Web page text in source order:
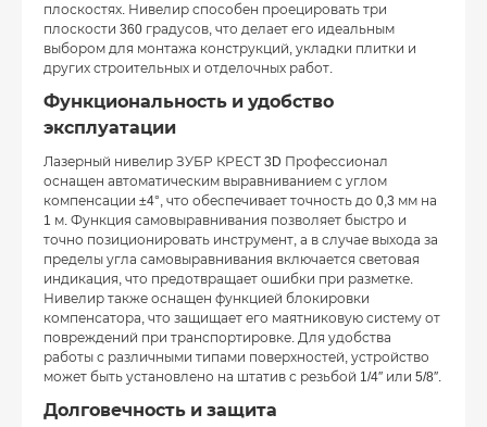
плоскостях. Нивелир способен проецировать три
плоскости 360 градусов, что делает его идеальным
выбором для монтажа конструкций, укладки плитки и
других строительных и отделочных работ.
Функциональность и удобство
эксплуатации
Лазерный нивелир ЗУБР КРЕСТ 3D Профессионал
оснащен автоматическим выравниванием с углом
компенсации ±4°, что обеспечивает точность до 0,3 мм на
1 м. Функция самовыравнивания позволяет быстро и
точно позиционировать инструмент, а в случае выхода за
пределы угла самовыравнивания включается световая
индикация, что предотвращает ошибки при разметке.
Нивелир также оснащен функцией блокировки
компенсатора, что защищает его маятниковую систему от
повреждений при транспортировке. Для удобства
работы с различными типами поверхностей, устройство
может быть установлено на штатив с резьбой 1/4″ или 5/8″.
Долговечность и защита